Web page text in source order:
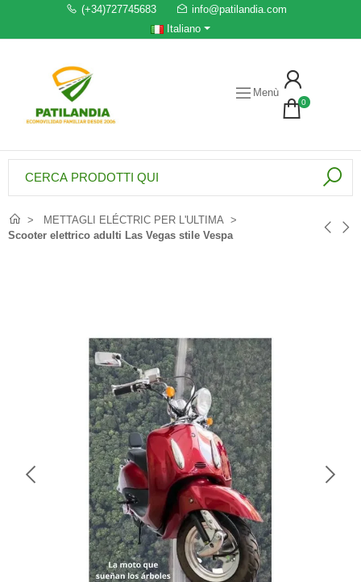
(+34)727745683
info@patilandia.com
Italiano
Menù
0
METTAGLI ELÉCTRIC PER L'ULTIMA
Scooter elettrico adulti Las Vegas stile Vespa